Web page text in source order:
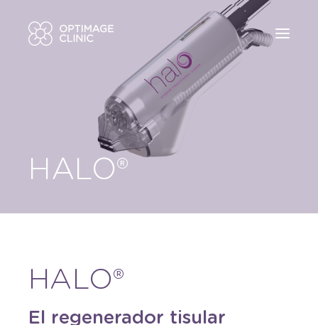
Solicite visita online
934877990
info@optimageclinic.com
Quiénes somos
Áreas
Mi preocupación es…
Tratamientos
HALO®
HALO®
El regenerador tisular